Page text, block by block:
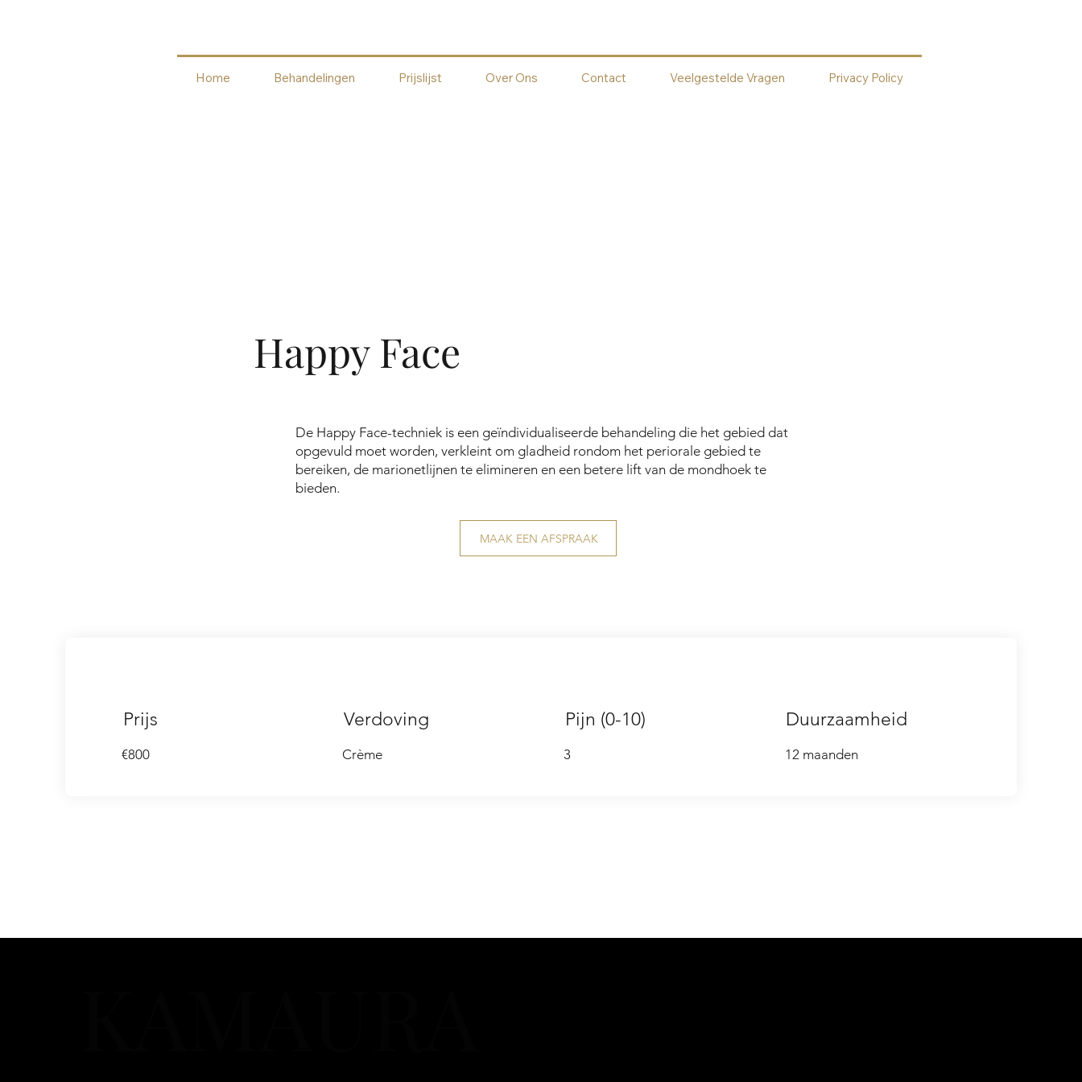
Happy Face
De Happy Face-techniek is een geïndividualiseerde behandeling die het gebied dat
opgevuld moet worden, verkleint om gladheid rondom het periorale gebied te
bereiken, de marionetlijnen te elimineren en een betere lift van de mondhoek te
bieden.
MAAK EEN AFSPRAAK
Prijs
€800
Verdoving
Crème
Pijn (0-10)
3
Duurzaamheid
12 maanden
Home Behandelingen Prijslijst Over Ons Contact Veelgestelde Vragen Privacy Policy